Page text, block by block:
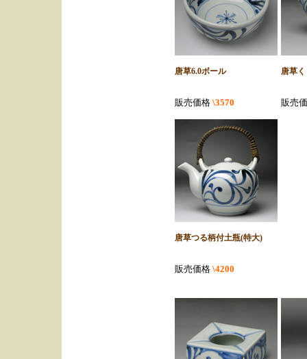
唐草6.0ボール
販売価格 \3570
唐草
販売
唐草つる柄付土瓶(特大)
販売価格 \4200